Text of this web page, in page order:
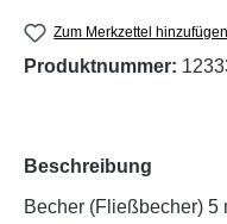
Zum Merkzettel hinzufügen
Produktnummer:
Beschreibung
Becher (Fließbecher) 5